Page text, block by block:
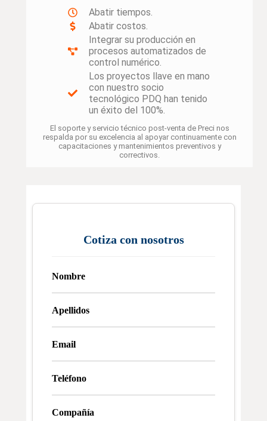
Abatir tiempos.
Abatir costos.
Integrar su producción en
procesos automatizados de
control numérico.
Los proyectos llave en mano
con nuestro socio
tecnológico PDQ han tenido
un éxito del 100%.
El soporte y servicio técnico post-venta de Preci nos
respalda por su excelencia al apoyar continuamente con
capacitaciones y mantenimientos preventivos y
correctivos.
Cotiza con nosotros
Nombre
Apellidos
Email
Teléfono
Compañía